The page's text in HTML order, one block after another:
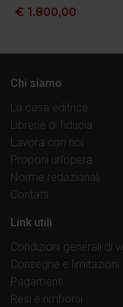
€ 1.800,00
Chi siamo
La casa editrice
Librerie di fiducia
Lavora con noi
Proponi un’opera
Norme redazionali
Contatti
Link utili
Condizioni generali di
Consegne e limitazioni
Pagamenti
Resi e rimborsi